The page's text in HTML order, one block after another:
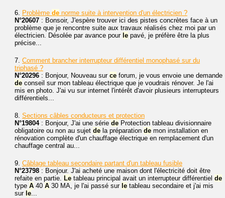
6. Problème de norme suite à intervention d'un électricien ?
N°20607 : Bonsoir, J'espère trouver ici des pistes concrètes face à un
problème que je rencontre suite aux travaux réalisés chez moi par un
électricien. Désolée par avance pour le pavé, je préfère être la plus
précise...
7. Comment brancher interrupteur différentiel monophasé sur du
triphasé ?
N°20296 : Bonjour, Nouveau sur ce forum, je vous envoie une demande
de conseil sur mon tableau électrique que je voudrais rénover. Je l'ai
mis en photo. J'ai vu sur internet l'intérêt d'avoir plusieurs interrupteurs
différentiels...
8. Sections câbles conducteurs et protection
N°19804: Bonjour, J'ai une série de Protection tableau divisionnaire
obligatoire ou non au sujet de la préparation de mon installation en
rénovation complète d'un chauffage électrique en remplacement d'un
chauffage central au...
9. Câblage tableau secondaire partant d'un tableau fusible
N°23798 : Bonjour. J'ai acheté une maison dont l'électricité doit être
refaite en partie. Le tableau principal avait un interrupteur différentiel de
type A 40 A 30 MA, je l'ai passé sur le tableau secondaire et j'ai mis
sur le...